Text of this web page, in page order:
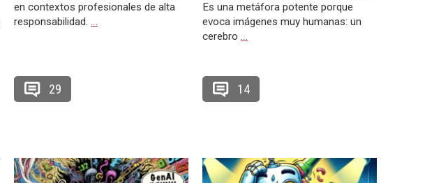
en contextos profesionales de alta
responsabilidad.…
29
Es una metáfora potente porque
evoca imágenes muy humanas: un
cerebro…
14